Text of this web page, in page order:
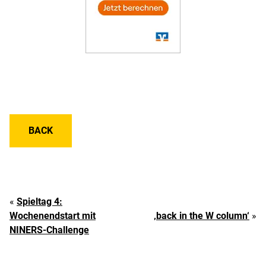
BACK
« Spieltag 4:
Wochenendstart mit
NINERS-Challenge
‚back in the W column‘ »